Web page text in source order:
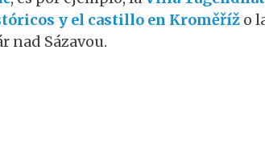
y el castillo en Kroměříž o
nad Sázavou.